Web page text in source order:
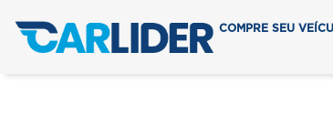
COMPRE SEU